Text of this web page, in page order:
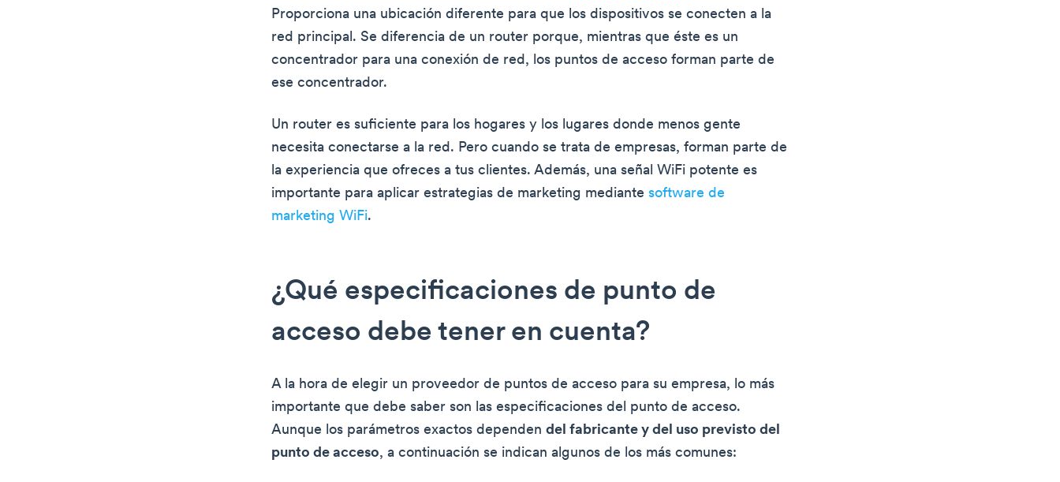
Proporciona una ubicación diferente para que los dispositivos se conecten a la
red principal. Se diferencia de un router porque, mientras que éste es un
concentrador para una conexión de red, los puntos de acceso forman parte de
ese concentrador.
Un router es suficiente para los hogares y los lugares donde menos gente
necesita conectarse a la red. Pero cuando se trata de empresas, forman parte de
la experiencia que ofreces a tus clientes. Además, una señal WiFi potente es
importante para aplicar estrategias de marketing mediante software de
marketing WiFi.
¿Qué especificaciones de punto de
acceso debe tener en cuenta?
A la hora de elegir un proveedor de puntos de acceso para su empresa, lo más
importante que debe saber son las especificaciones del punto de acceso.
Aunque los parámetros exactos dependen del fabricante y del uso previsto del
punto de acceso, a continuación se indican algunos de los más comunes: